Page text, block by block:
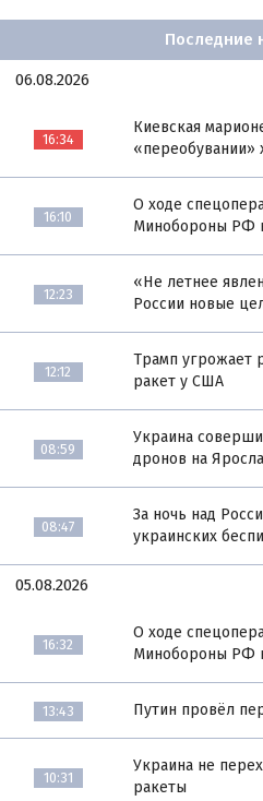
Последние
06.08.2026
16:34
Киевская
«переобувании»
16:10
О ходе
Минобороны РФ
12:23
«Не летнее
России новые
12:12
Трамп угрожает
ракет у США
08:59
Украина
дронов на
08:47
За ночь над
украинских
05.08.2026
16:32
О ходе
Минобороны РФ
13:43 Путин провёл
10:31
Украина не
ракеты